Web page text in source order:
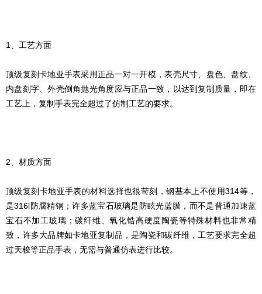
1、工艺方面
顶级复刻卡地亚手表采用正品一对一开模，表壳尺寸、盘色、盘纹、
内盘刻字、外壳倒角抛光角度应与正品一致，以达到复制质量，即在
工艺上，复制手表完全超过了仿制工艺的要求。
2、材质方面
顶级复刻卡地亚手表的材料选择也很苛刻，钢基本上不使用314等，
是316l防腐精钢；许多蓝宝石玻璃是防眩光蓝膜，而不是普通加速蓝
宝石不加工玻璃；碳纤维、氧化锆高硬度陶瓷等特殊材料也非常精
致，许多大品牌如卡地亚复制品，是陶瓷和碳纤维，工艺要求完全超
过天梭等正品手表，无需与普通仿表进行比较。